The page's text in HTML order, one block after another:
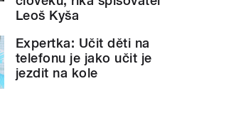
Leoš Kyša
Expertka: Učit děti na
telefonu je jako učit je
jezdit na kole